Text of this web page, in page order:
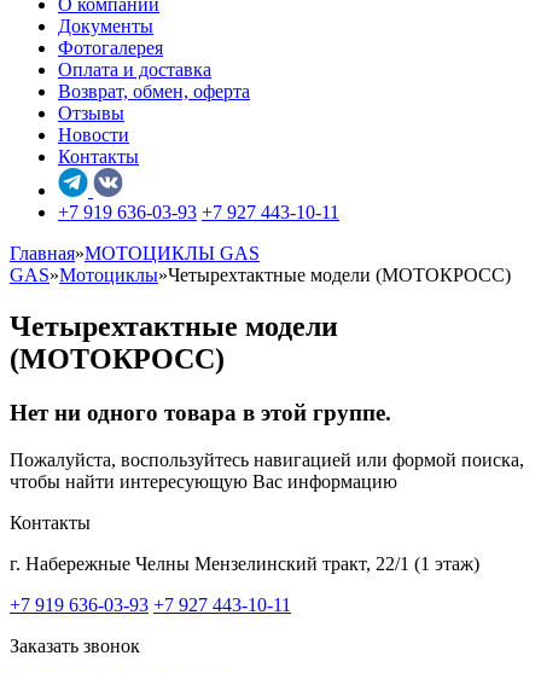
О компании
Документы
Фотогалерея
Оплата и доставка
Возврат, обмен, оферта
Отзывы
Новости
Контакты
+7 919 636-03-93 +7 927 443-10-11
Главная»МОТОЦИКЛЫ GAS
GAS»Мотоциклы»Четырехтактные модели (МОТОКРОСС)
Четырехтактные модели
(МОТОКРОСС)
Нет ни одного товара в этой группе.
Пожалуйста, воспользуйтесь навигацией или формой поиска,
чтобы найти интересующую Вас информацию
Контакты
г. Набережные Челны Мензелинский тракт, 22/1 (1 этаж)
+7 919 636-03-93 +7 927 443-10-11
Заказать звонок